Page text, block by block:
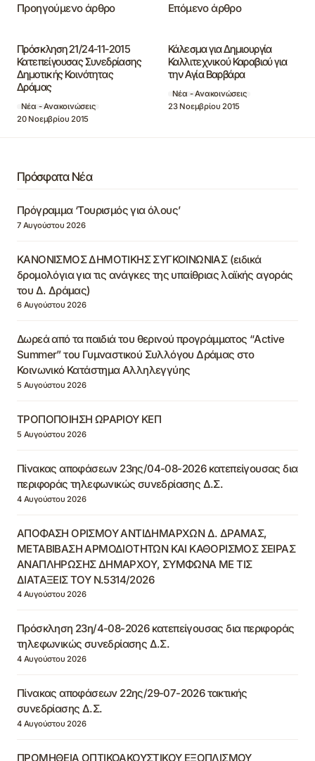
Προηγούμενο άρθρο
Πρόσκληση 21/24-11-2015
Κατεπείγουσας Συνεδρίασης
Δημοτικής Κοινότητας
Δράμας
Νέα - Ανακοινώσεις
20 Νοεμβρίου 2015
Επόμενο άρθρο
Κάλεσμα για Δημιουργία
Καλλιτεχνικού Καραβιού για
την Αγία Βαρβάρα
Νέα - Ανακοινώσεις
23 Νοεμβρίου 2015
Πρόσφατα Νέα
Πρόγραμμα ‘Τουρισμός για όλους’
7 Αυγούστου 2026
ΚΑΝΟΝΙΣΜΟΣ ΔΗΜΟΤΙΚΗΣ ΣΥΓΚΟΙΝΩΝΙΑΣ (ειδικά
δρομολόγια για τις ανάγκες της υπαίθριας λαϊκής αγοράς
του Δ. Δράμας)
6 Αυγούστου 2026
Δωρεά από τα παιδιά του θερινού προγράμματος “Active
Summer” του Γυμναστικού Συλλόγου Δράμας στο
Κοινωνικό Κατάστημα Αλληλεγγύης
5 Αυγούστου 2026
ΤΡΟΠΟΠΟΙΗΣΗ ΩΡΑΡΙΟΥ ΚΕΠ
5 Αυγούστου 2026
Πίνακας αποφάσεων 23ης/04-08-2026 κατεπείγουσας δια
περιφοράς τηλεφωνικώς συνεδρίασης Δ.Σ.
4 Αυγούστου 2026
ΑΠΟΦΑΣΗ ΟΡΙΣΜΟΥ ΑΝΤΙΔΗΜΑΡΧΩΝ Δ. ΔΡΑΜΑΣ,
ΜΕΤΑΒΙΒΑΣΗ ΑΡΜΟΔΙΟΤΗΤΩΝ ΚΑΙ ΚΑΘΟΡΙΣΜΟΣ ΣΕΙΡΑΣ
ΑΝΑΠΛΗΡΩΣΗΣ ΔΗΜΑΡΧΟΥ, ΣΥΜΦΩΝΑ ΜΕ ΤΙΣ
ΔΙΑΤΑΞΕΙΣ ΤΟΥ Ν.5314/2026
4 Αυγούστου 2026
Πρόσκληση 23η/4-08-2026 κατεπείγουσας δια περιφοράς
τηλεφωνικώς συνεδρίασης Δ.Σ.
4 Αυγούστου 2026
Πίνακας αποφάσεων 22ης/29-07-2026 τακτικής
συνεδρίασης Δ.Σ.
4 Αυγούστου 2026
ΠΡΟΜΗΘΕΙΑ ΟΠΤΙΚΟΑΚΟΥΣΤΙΚΟΥ ΕΞΟΠΛΙΣΜΟΥ